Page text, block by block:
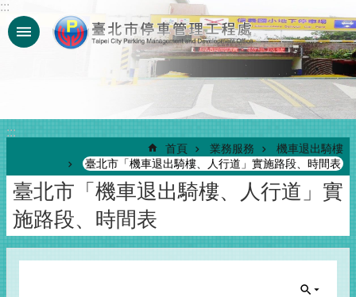
跳到主要內容區塊
:::
:::
首頁 業務服務
機車退出騎樓
臺北市「機車退出騎樓、人行道」實施路段、時間表
臺北市「機車退出騎樓、人行道」實
施路段、時間表